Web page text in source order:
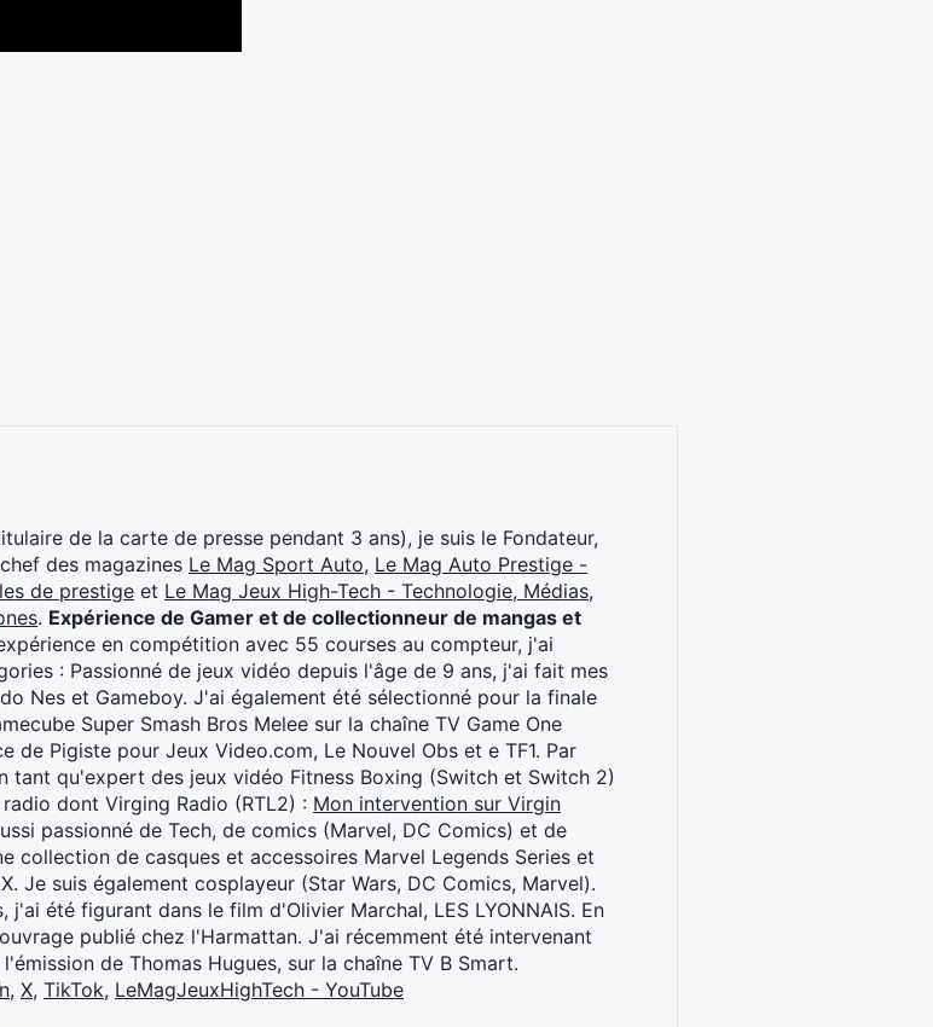
de la carte de presse pendant 3 ans), je suis le Fondateur,
des magazines Le Mag Sport Auto, Le Mag Auto Prestige -
de prestige et Le Mag Jeux High-Tech - Technologie, Médias,
. Expérience de Gamer et de collectionneur de mangas et
en compétition avec 55 courses au compteur, j'ai
: Passionné de jeux vidéo depuis l'âge de 9 ans, j'ai fait mes
Nes et Gameboy. J'ai également été sélectionné pour la finale
Super Smash Bros Melee sur la chaîne TV Game One
de Pigiste pour Jeux Video.com, Le Nouvel Obs et e TF1. Par
tant qu'expert des jeux vidéo Fitness Boxing (Switch et Switch 2)
dont Virging Radio (RTL2) : Mon intervention sur Virgin
passionné de Tech, de comics (Marvel, DC Comics) et de
collection de casques et accessoires Marvel Legends Series et
Je suis également cosplayeur (Star Wars, DC Comics, Marvel).
j'ai été figurant dans le film d'Olivier Marchal, LES LYONNAIS. En
publié chez l'Harmattan. J'ai récemment été intervenant
de Thomas Hugues, sur la chaîne TV B Smart.
, X, TikTok, LeMagJeuxHighTech - YouTube